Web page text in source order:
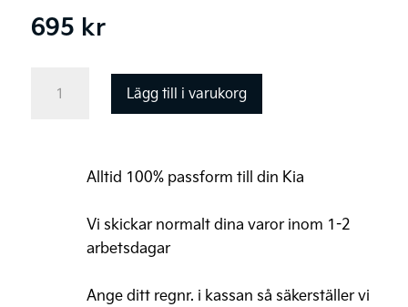
695 kr
standard
Lägg till i varukorg
Alltid 100% passform till din Kia
Vi skickar normalt dina varor inom 1-2
arbetsdagar
Ange ditt regnr. i kassan så säkerställer vi